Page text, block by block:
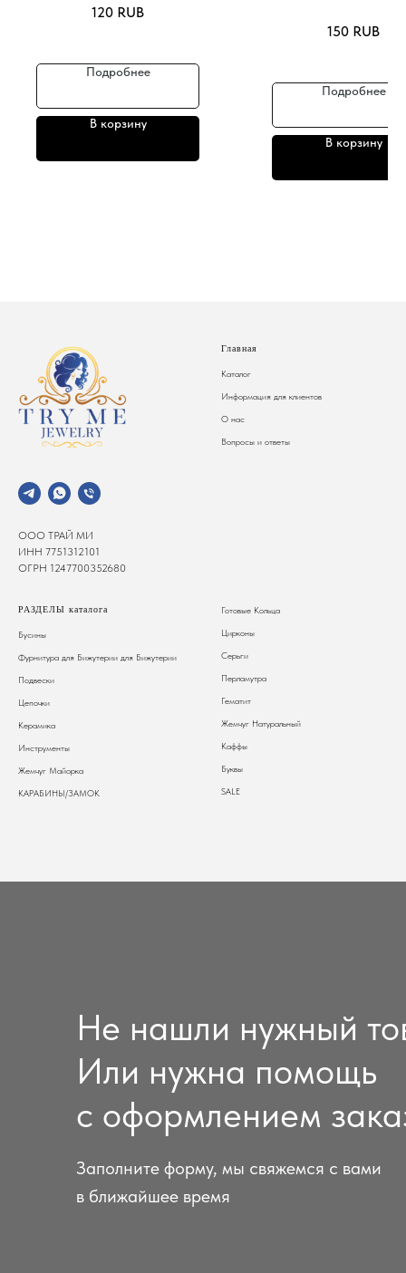
120 RUB
Подробнее
В корзину
150 RUB
Подробнее
В корзину
ООО ТРАЙ МИ
ИНН 7751312101
ОГРН 1247700352680
Главная
Каталог
Информация для клиентов
О нас
Вопросы и ответы
РАЗДЕЛЫ каталога
Бусины
Фурнитура для Бижутерии для Бижутерии
Подвески
Цепочки
Керамика
Инструменты
Жемчуг Майорка
КАРАБИНЫ/ЗАМОК
Готовые Кольца
Цирконы
Серьги
Перламутра
Гематит
Жемчуг Натуральный
Каффы
Буквы
SALE
Не нашли нужный
Или нужна помощь
с оформлением
Заполните форму, мы свяжемся с вами
в ближайшее время